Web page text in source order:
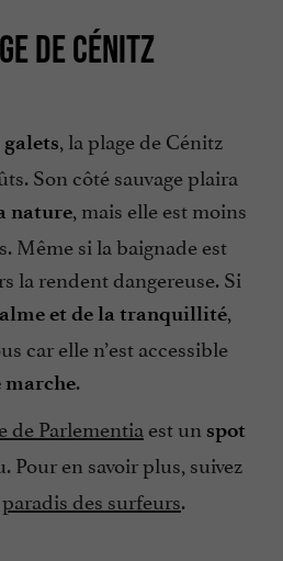
DE CÉNITZ
galets, la plage de Cénitz
Son côté sauvage plaira
nature, mais elle est moins
Même si la baignade est
la rendent dangereuse. Si
et de la tranquillité,
car elle n’est accessible
marche.
de Parlementia est un spot
Pour en savoir plus, suivez
paradis des surfeurs.